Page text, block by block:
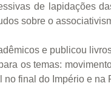
de lapidações
sobre o
e publicou
os temas:
final do Império e na